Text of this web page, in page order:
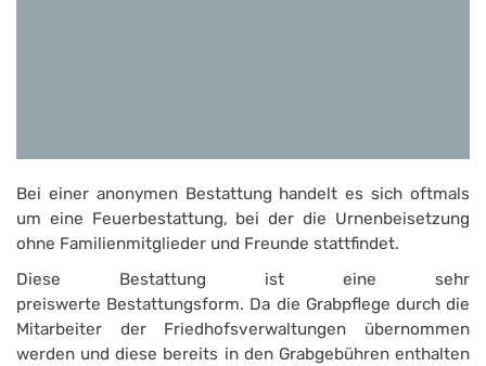
Bei einer anonymen Bestattung handelt es sich oftmals
um eine Feuerbestattung, bei der die Urnenbeisetzung
ohne Familienmitglieder und Freunde stattfindet.
Diese Bestattung ist eine sehr
preiswerte Bestattungsform. Da die Grabpflege durch die
Mitarbeiter der Friedhofsverwaltungen übernommen
werden und diese bereits in den Grabgebühren enthalten